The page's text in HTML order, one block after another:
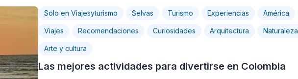
Solo en Viajesyturismo Selvas Turismo Experiencias América
Viajes Recomendaciones Curiosidades Arquitectura Naturaleza
Arte y cultura
Las mejores actividades para divertirse en Colombia